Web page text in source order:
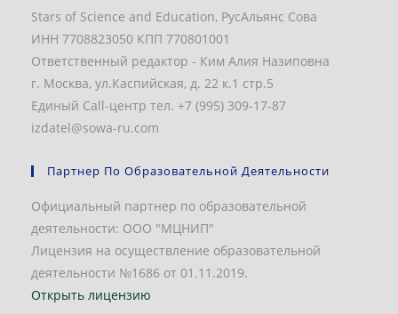
Stars of Science and Education, РусАльянс Сова
ИНН 7708823050 КПП 770801001
Ответственный редактор - Ким Алия Назиповна
г. Москва, ул.Каспийская, д. 22 к.1 стр.5
Единый Call-центр тел. +7 (995) 309-17-87
izdatel@sowa-ru.com
Партнер По Образовательной Деятельности
Официальный партнер по образовательной
деятельности: ООО "МЦНИП"
Лицензия на осуществление образовательной
деятельности №1686 от 01.11.2019.
Открыть лицензию